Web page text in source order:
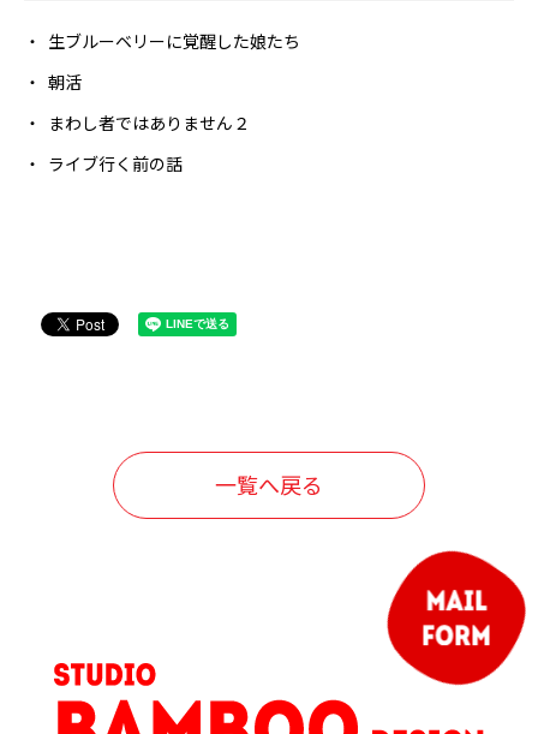
生ブルーベリーに覚醒した娘たち
朝活
まわし者ではありません２
ライブ行く前の話
一覧へ戻る